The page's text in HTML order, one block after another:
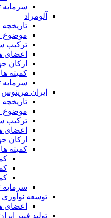
سرمایه
آلومراد
تاریخچه
موضوع
ترکیب
اعضای
ارکان
کمیته
سرمایه
ایران مرینوس
تاریخچه
موضوع
ترکیب
اعضای
ارکان
کمیته
سرمایه
توسعه نوآوری
اعضای
تولید فیبر